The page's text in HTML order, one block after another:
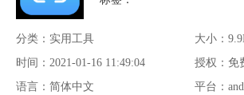
分类：实用工具
大小：
时间：2021-01-16 11:49:04
授权：免
语言：简体中文
平台：